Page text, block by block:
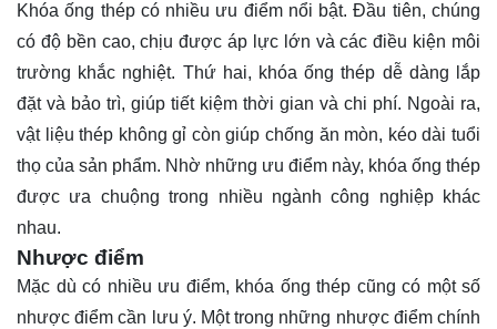
Khóa ống thép có nhiều ưu điểm nổi bật. Đầu tiên, chúng
có độ bền cao, chịu được áp lực lớn và các điều kiện môi
trường khắc nghiệt. Thứ hai, khóa ống thép dễ dàng lắp
đặt và bảo trì, giúp tiết kiệm thời gian và chi phí. Ngoài ra,
vật liệu thép không gỉ còn giúp chống ăn mòn, kéo dài tuổi
thọ của sản phẩm. Nhờ những ưu điểm này, khóa ống thép
được ưa chuộng trong nhiều ngành công nghiệp khác
nhau.
Nhược điểm
Mặc dù có nhiều ưu điểm, khóa ống thép cũng có một số
nhược điểm cần lưu ý. Một trong những nhược điểm chính